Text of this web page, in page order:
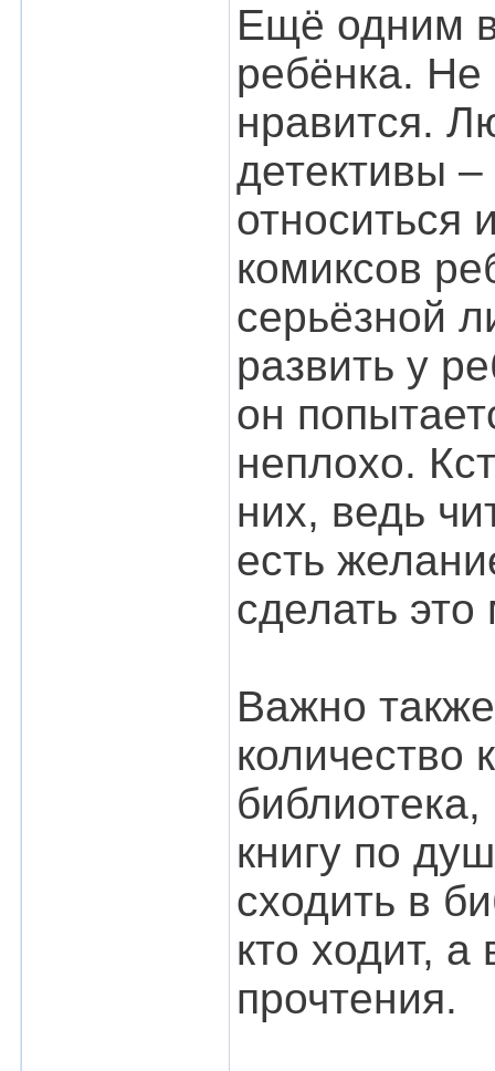
Ещё одним
ребёнка. Не
нравится.
детективы
относиться
комиксов
серьёзной
развить у
он
неплохо.
них, ведь
есть
сделать
Важно
книгу по
сходить в
кто ходит,
прочтения.